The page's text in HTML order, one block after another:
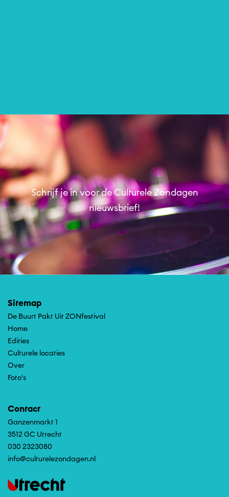
Schrijf je in voor de Culturele Zondagen
nieuwsbrief!
Sitemap
De Buurt Pakt Uit ZONfestival
Home
Edities
Culturele locaties
Over
Foto's
Contact
Ganzenmarkt 1
3512 GC Utrecht
030 2323080
info@culturelezondagen.nl